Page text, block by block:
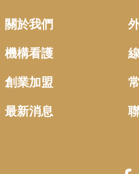
關於我們
機構看護
創業加盟
最新消息